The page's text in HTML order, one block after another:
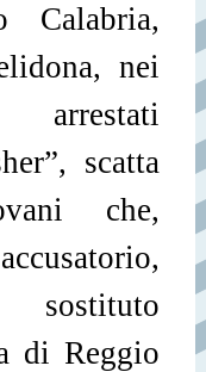
nei
scatta
che,
di Reggio